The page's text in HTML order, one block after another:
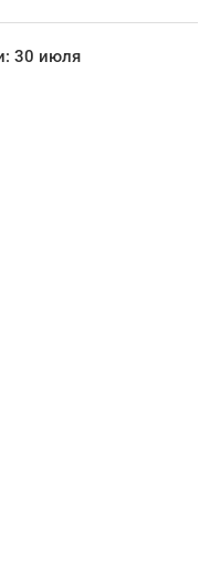
30 июля